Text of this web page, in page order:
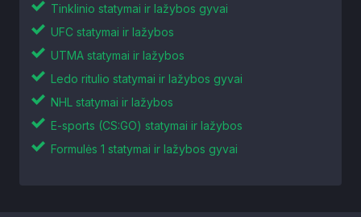
Tinklinio statymai ir lažybos gyvai
UFC statymai ir lažybos
UTMA statymai ir lažybos
Ledo ritulio statymai ir lažybos gyvai
NHL statymai ir lažybos
E-sports (CS:GO) statymai ir lažybos
Formulės 1 statymai ir lažybos gyvai